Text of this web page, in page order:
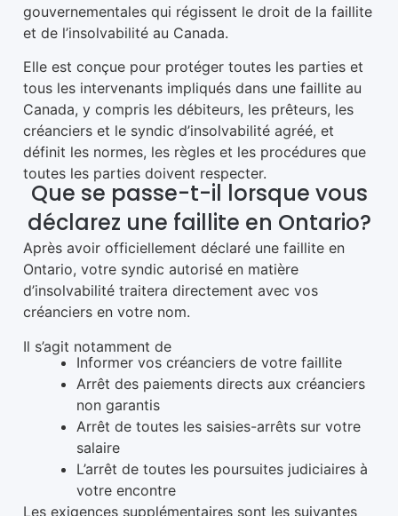
gouvernementales qui régissent le droit de la faillite
et de l’insolvabilité au Canada.
Elle est conçue pour protéger toutes les parties et
tous les intervenants impliqués dans une faillite au
Canada, y compris les débiteurs, les prêteurs, les
créanciers et le syndic d’insolvabilité agréé, et
définit les normes, les règles et les procédures que
toutes les parties doivent respecter.
Que se passe-t-il lorsque vous
déclarez une faillite en Ontario?
Après avoir officiellement déclaré une faillite en
Ontario, votre syndic autorisé en matière
d’insolvabilité traitera directement avec vos
créanciers en votre nom.
Il s’agit notamment de
Informer vos créanciers de votre faillite
Arrêt des paiements directs aux créanciers
non garantis
Arrêt de toutes les saisies-arrêts sur votre
salaire
L’arrêt de toutes les poursuites judiciaires à
votre encontre
Les exigences supplémentaires sont les suivantes